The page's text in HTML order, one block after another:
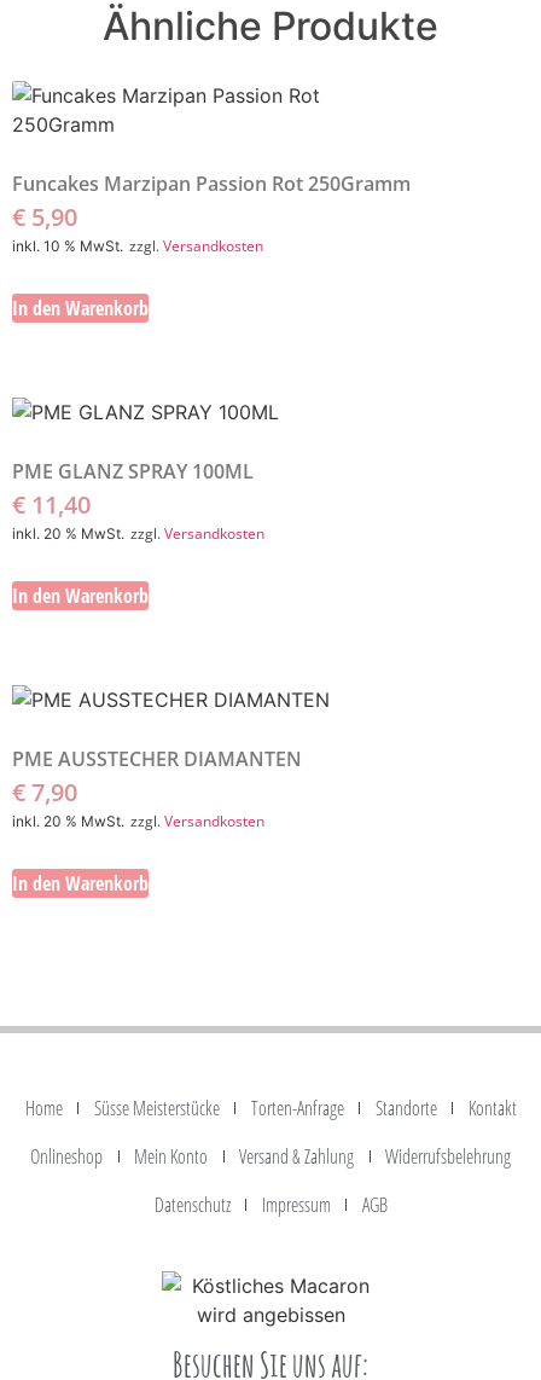
Ähnliche Produkte
Funcakes Marzipan Passion Rot 250Gramm
€ 5,90
inkl. 10 % MwSt. zzgl.Versandkosten
In den Warenkorb
PME GLANZ SPRAY 100ML
€ 11,40
inkl. 20 % MwSt. zzgl.Versandkosten
In den Warenkorb
PME AUSSTECHER DIAMANTEN
€7,90
inkl. 20 % MwSt. zzgl.Versandkosten
In den Warenkorb
Home Süsse Meisterstücke Torten-Anfrage Standorte
Kontakt
Onlineshop
Mein Konto Versand & Zahlung
Widerrufsbelehrung
Datenschutz
Impressum AGB
Besuchen Sie uns auf: